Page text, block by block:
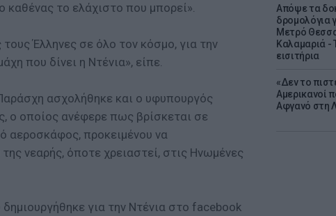
Απόψε τα
δρομολόγια
Μετρό
Καλαμαριά -
εισιτήρια
«Δεν το
Αμερικανοί
Αφγανό στη
καθένας το ελάχιστο που μπορεί».
Έλληνες σε όλο τον κόσμο, για την
που δίνει η Ντένια», είπε.
ασχολήθηκε και ο υφυπουργός
ο οποίος ανέφερε πως βρίσκεται σε
αεροσκάφος, προκειμένου να
νεαρής, όποτε χρειαστεί, στις Ηνωμένες
για την Ντένια στο facebook